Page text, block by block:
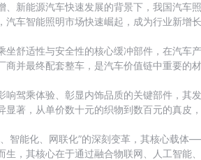
、新能源汽车快速发展的背景下，我国汽车
汽车智能照明市场快速崛起，成为行业新增
坐舒适性与安全性的核心缓冲部件，在汽
商并最终配套整车，是汽车价值链中重要
（追求极致舒适
响驾乘体验、彰显内饰品质的关键部件，其
显著，从单价数十元的织物到数百元的真皮
智能化、网联化”的深刻变革，其核心载
生，其核心在于通过融合物联网、人工智能